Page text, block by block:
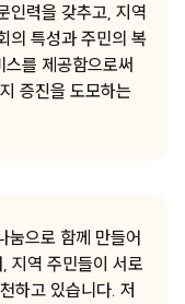
인력을 갖추고, 지역
의 특성과 주민의 복
를 제공함으로써
증진을 도모하는
눔으로 함께 만들어
지역 주민들이 서로
하고 있습니다. 저